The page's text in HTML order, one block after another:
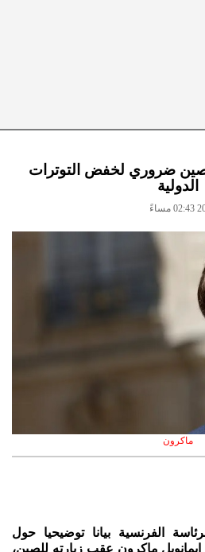
ضروري لخفض التوترات
الدولية
ماكرون
الفرنسية بيانا توضيحيا حول
ماكرون عقب زيارته للصين،